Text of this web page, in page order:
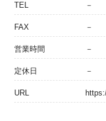
TEL －
FAX －
営業時間 －
定休日 －
URL